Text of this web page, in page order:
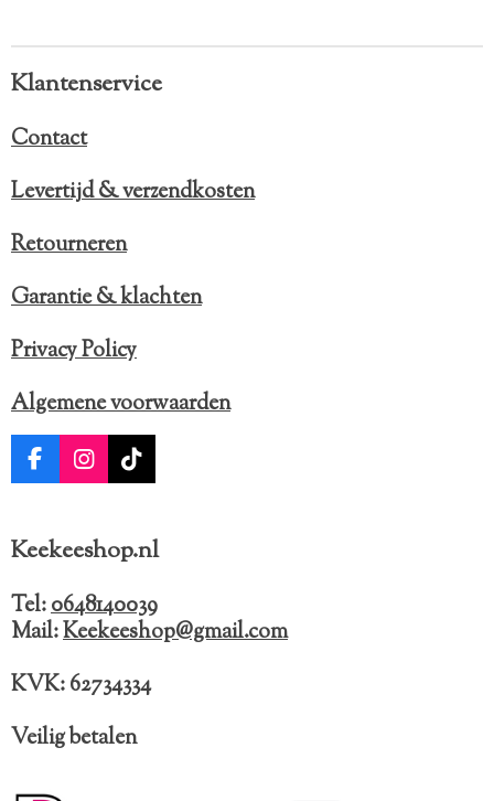
Klantenservice
Contact
Levertijd & verzendkosten
Retourneren
Garantie & klachten
Privacy Policy
Algemene voorwaarden
F
a
b
o
k
I
n
a
r
a
m
T
i
o
Keekeeshop.nl
Tel:0648140039
Mail:Keekeeshop@gmail.com
KVK: 62734334
Veilig betalen